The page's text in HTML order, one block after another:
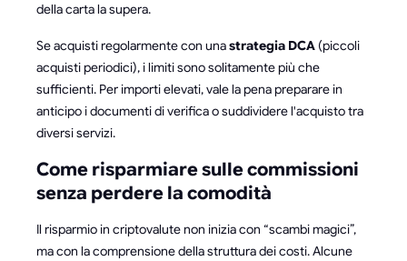
della carta la supera.
Se acquisti regolarmente con unastrategia DCA (piccoli
acquisti periodici), i limiti sono solitamente più che
sufficienti. Per importi elevati, vale la pena preparare in
anticipo i documenti di verifica o suddividere l'acquisto tra
diversi servizi.
Come risparmiare sulle commissioni
senza perdere la comodità
Il risparmio in criptovalute non inizia con “scambi magici”,
ma con la comprensione della struttura dei costi. Alcune